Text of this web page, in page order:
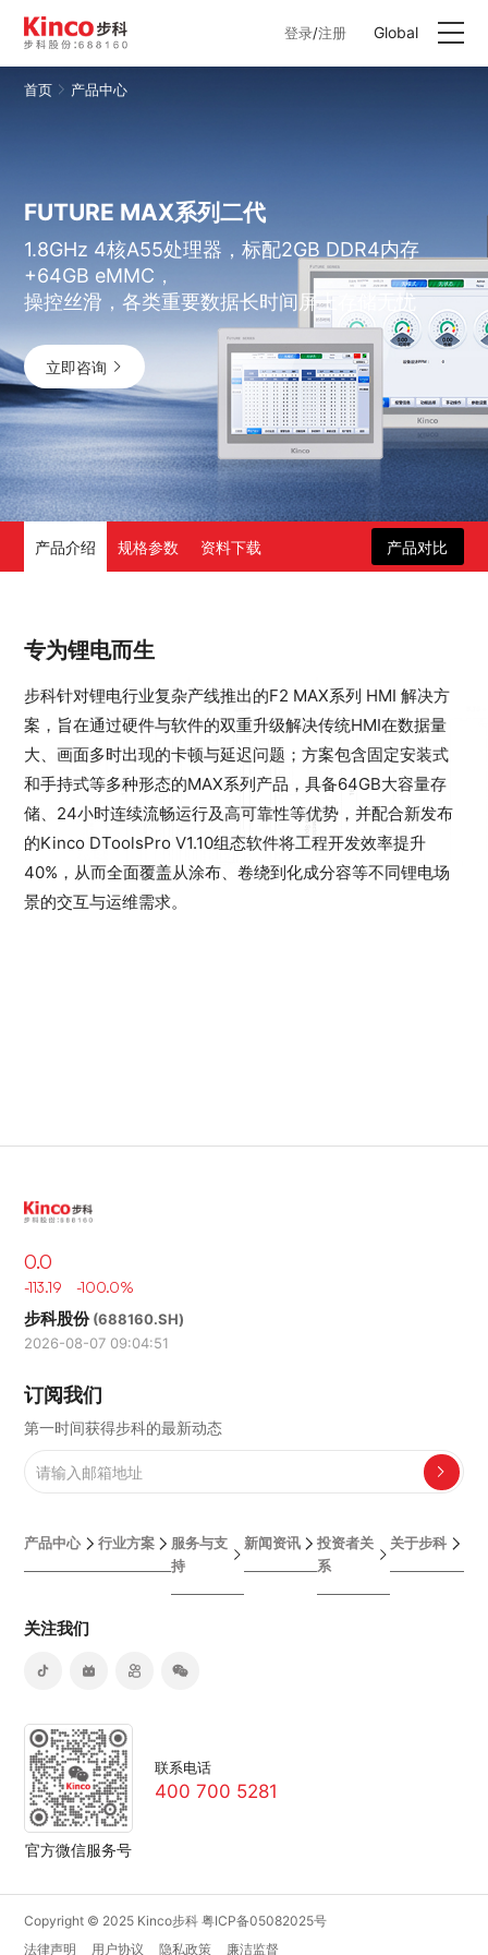
服务与支持
关于步科
联系我们
登录/注册 Global
首页 产品中心
FUTURE MAX系列二代
1.8GHz 4核A55处理器，标配2GB DDR4内存
+64GB eMMC，
操控丝滑，各类重要数据长时间屏上存储无忧
立即咨询
产品介绍 规格参数 资料下载 产品对比
专为锂电而生
步科针对锂电行业复杂产线推出的F2 MAX系列 HMI 解决方
案，旨在通过硬件与软件的双重升级解决传统HMI在数据量
大、画面多时出现的卡顿与延迟问题；方案包含固定安装式
和手持式等多种形态的MAX系列产品，具备64GB大容量存
储、24小时连续流畅运行及高可靠性等优势，并配合新发布
的Kinco DToolsPro V1.10组态软件将工程开发效率提升
40%，从而全面覆盖从涂布、卷绕到化成分容等不同锂电场
景的交互与运维需求。
0.0
-113.19 -100.0%
步科股份(688160.SH)
2026-08-07 09:04:51
订阅我们
第一时间获得步科的最新动态
产品中心 行业方案
服务与支
持
新闻资讯
投资者关
系
关于步科
关注我们
官方微信服务号
联系电话
400 700 5281
Copyright © 2025 Kinco步科粤ICP备05082025号
法律声明
用户协议 隐私政策 廉洁监督